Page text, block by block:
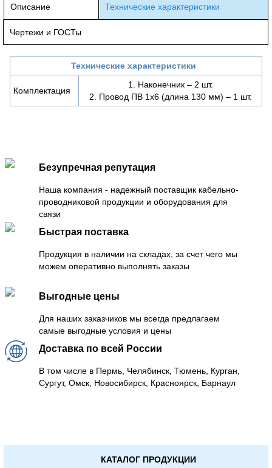
Описание Технические характеристики
Чертежи и ГОСТы
Технические характеристики
Комплектация
1. Наконечник – 2 шт.
2. Провод ПВ 1х6 (длина 130 мм) – 1 шт.
Безупречная репутация
Наша компания - надежный поставщик кабельно-
проводниковой продукции и оборудования для
связи
Быстрая поставка
Продукция в наличии на складах, за счет чего мы
можем оперативно выполнять заказы
Выгодные цены
Для наших заказчиков мы всегда предлагаем
самые выгодные условия и цены
Доставка по всей России
В том числе в Пермь, Челябинск, Тюмень, Курган,
Сургут, Омск, Новосибирск, Красноярск, Барнаул
КАТАЛОГ ПРОДУКЦИИ